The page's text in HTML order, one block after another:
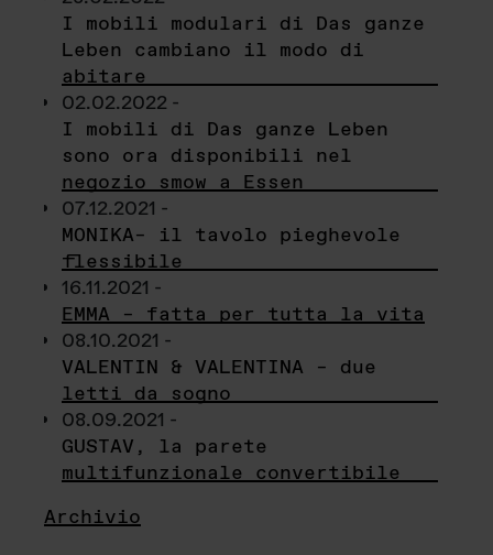
I mobili modulari di Das ganze
Leben cambiano il modo di
abitare
02.02.2022 -
I mobili di Das ganze Leben
sono ora disponibili nel
negozio smow a Essen
07.12.2021 -
MONIKA– il tavolo pieghevole
flessibile
16.11.2021 -
EMMA – fatta per tutta la vita
08.10.2021 -
VALENTIN & VALENTINA – due
letti da sogno
08.09.2021 -
GUSTAV, la parete
multifunzionale convertibile
Archivio